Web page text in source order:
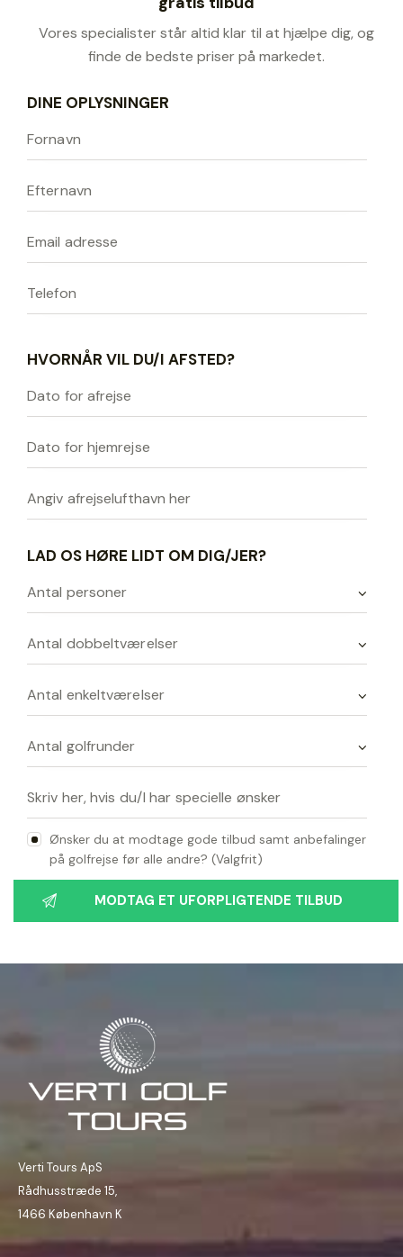
Vores specialister står altid klar til at hjælpe dig, og
finde de bedste priser på markedet.
DINE OPLYSNINGER
HVORNÅR VIL DU/I AFSTED?
LAD OS HØRE LIDT OM DIG/JER?
Ønsker du at modtage gode tilbud samt anbefalinger
på golfrejse før alle andre? (Valgfrit)
Verti Tours ApS
Rådhusstræde 15,
1466 København K